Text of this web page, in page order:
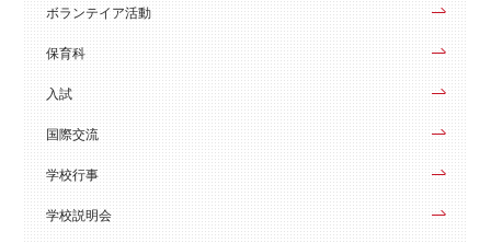
ボランテイア活動
保育科
入試
国際交流
学校行事
学校説明会